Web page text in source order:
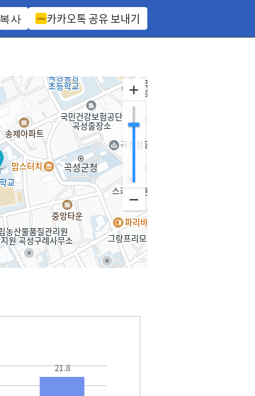
사 카카오톡 공유 보내기
2026. 08. 22 토
21.8